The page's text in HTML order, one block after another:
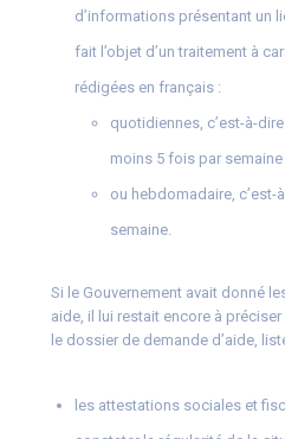
d’informations présentant un
fait l’objet d’un traitement à
rédigées en français :
quotidiennes, c’est-à-
moins 5 fois par semaine
ou hebdomadaire, c’est-
semaine.
Si le Gouvernement avait donné
aide, il lui restait encore à
le dossier de demande d’aide,
les attestations sociales et